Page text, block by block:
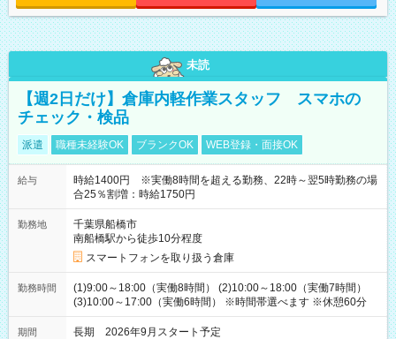
未読
【週2日だけ】倉庫内軽作業スタッフ スマホの
チェック・検品
派遣 職種未経験OK ブランクOK WEB登録・面接OK
給与
時給1400円 ※実働8時間を超える勤務、22時～翌5時勤務の場
合25％割増：時給1750円
勤務地
千葉県船橋市
南船橋駅から徒歩10分程度
スマートフォンを取り扱う倉庫
勤務時間
(1)9:00～18:00（実働8時間） (2)10:00～18:00（実働7時間）
(3)10:00～17:00（実働6時間） ※時間帯選べます ※休憩60分
期間 長期 2026年9月スタート予定